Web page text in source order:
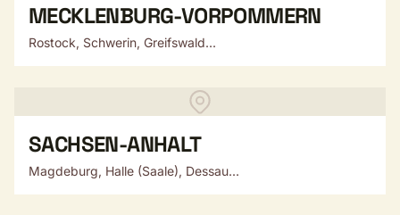
MECKLENBURG-VORPOMMERN
Rostock, Schwerin, Greifswald...
SACHSEN-ANHALT
Magdeburg, Halle (Saale), Dessau...